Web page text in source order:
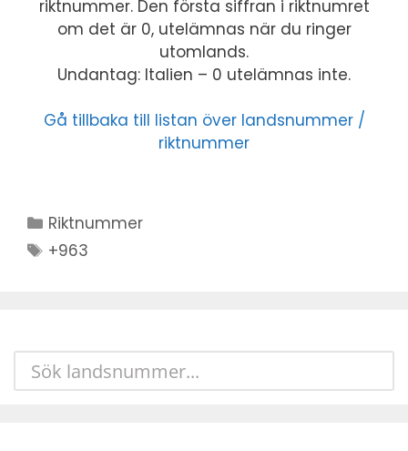
riktnummer. Den första siffran i riktnumret
om det är 0, utelämnas när du ringer
utomlands.
Undantag: Italien – 0 utelämnas inte.
Gå tillbaka till listan över landsnummer /
riktnummer
Kategorier
Riktnummer
Stikkord
+963